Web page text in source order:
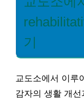
기
교도소에서 이루
감자의 생활 개